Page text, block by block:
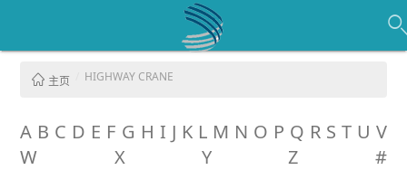
主页 HIGHWAY CRANE
A B C D E F G H I J K L M N O P Q R S T U V
W
X Y Z
#